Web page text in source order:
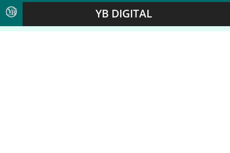
YB DIGITAL